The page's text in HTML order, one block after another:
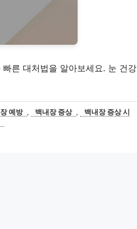
른 대처법을 알아보세요. 눈 건강
예방 , 백내장 증상 ,
백내장 증상 시